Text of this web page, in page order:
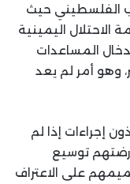
الفلسطيني حيث
اليمينية
المساعدات
وهو أمر لم يعد
إجراءات إذا لم
توسيع
على الاعتراف